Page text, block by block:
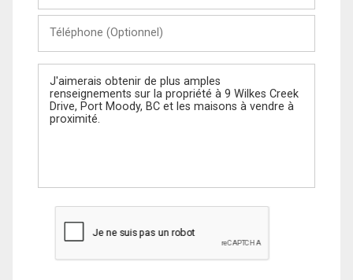
(Optionnel)
Message